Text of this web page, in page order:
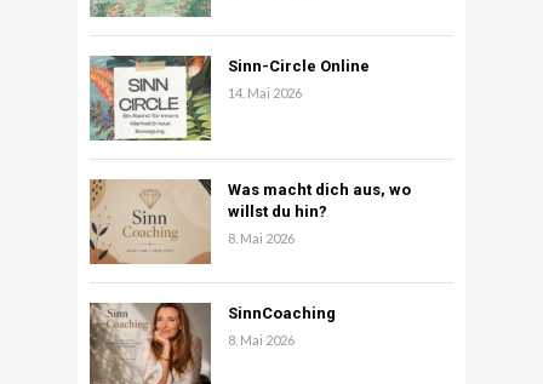
Sinn-Circle Online
14. Mai 2026
Was macht dich aus, wo
willst du hin?
8. Mai 2026
SinnCoaching
8. Mai 2026